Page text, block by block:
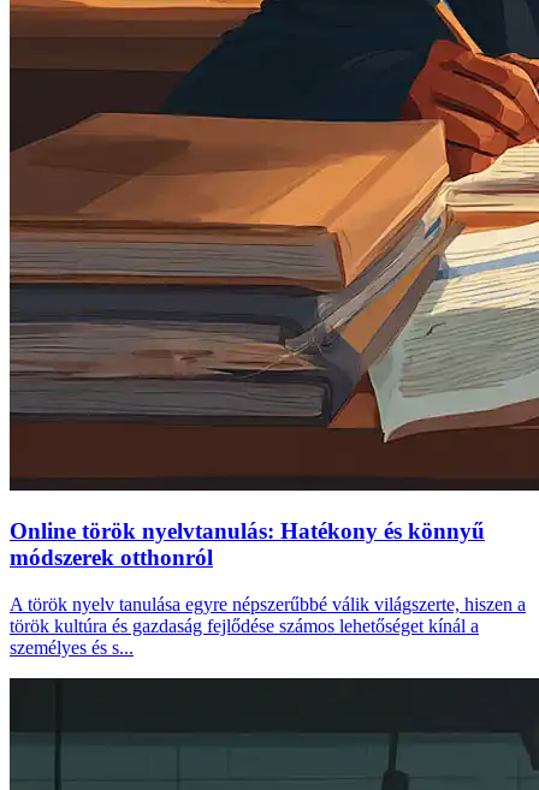
Online török nyelvtanulás: Hatékony és könnyű
módszerek otthonról
A török nyelv tanulása egyre népszerűbbé válik világszerte, hiszen a
török kultúra és gazdaság fejlődése számos lehetőséget kínál a
személyes és s...